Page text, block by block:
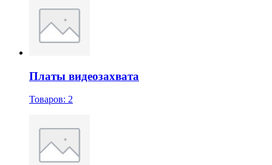
Платы видеозахвата
Товаров: 2